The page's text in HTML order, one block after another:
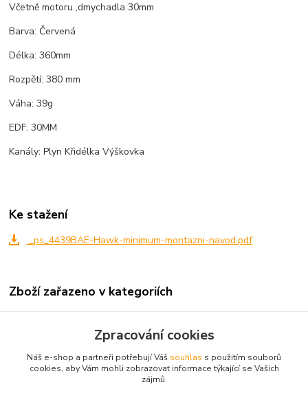
Včetně motoru ,dmychadla 30mm
Barva: Červená
Délka: 360mm
Rozpětí: 380 mm
Váha: 39g
EDF: 30MM
Kanály: Plyn Křidélka Výškovka
Ke stažení
_ps_4439BAE-Hawk-minimum-montazni-navod.pdf
Zboží zařazeno v kategoriích
BAZAR A KOMIS
ARF rychlostavebnice
Pěnové a FPV
Zpracování cookies
Náš e-shop a partneři potřebují Váš souhlas s použitím souborů
cookies, aby Vám mohli zobrazovat informace týkající se Vašich
zájmů.